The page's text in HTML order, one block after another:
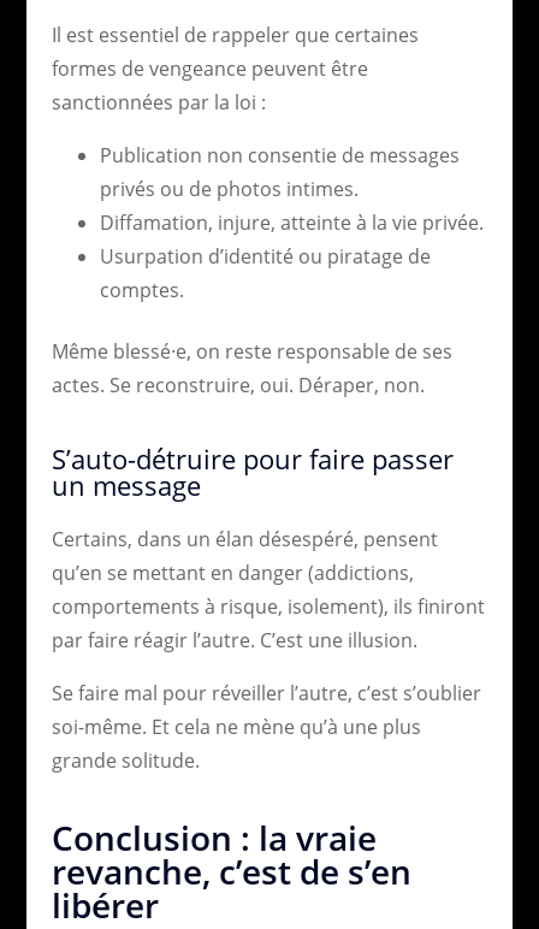
Il est essentiel de rappeler que certaines
formes de vengeance peuvent être
sanctionnées par la loi :
Publication non consentie de messages
privés ou de photos intimes.
Diffamation, injure, atteinte à la vie privée.
Usurpation d’identité ou piratage de
comptes.
Même blessé·e, on reste responsable de ses
actes. Se reconstruire, oui. Déraper, non.
S’auto-détruire pour faire passer
un message
Certains, dans un élan désespéré, pensent
qu’en se mettant en danger (addictions,
comportements à risque, isolement), ils finiront
par faire réagir l’autre. C’est une illusion.
Se faire mal pour réveiller l’autre, c’est s’oublier
soi-même. Et cela ne mène qu’à une plus
grande solitude.
Conclusion : la vraie
revanche, c’est de s’en
libérer